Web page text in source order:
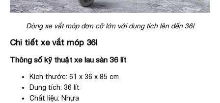
Dòng xe vắt móp đơn cỡ lớn với dung tích lên đến 36l
Chi tiết xe vắt móp 36l
Thông số kỹ thuật xe lau sàn 36 lít
Kích thước: 61 x 36 x 85 cm
Dung tích: 36 lít
Chất liệu: Nhựa